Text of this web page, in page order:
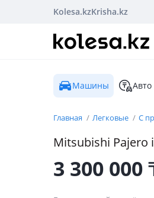
Kolesa.kzKrisha.kz
Машины Авто
Главная Легковые С
Mitsubishi Pajero
3 300 000